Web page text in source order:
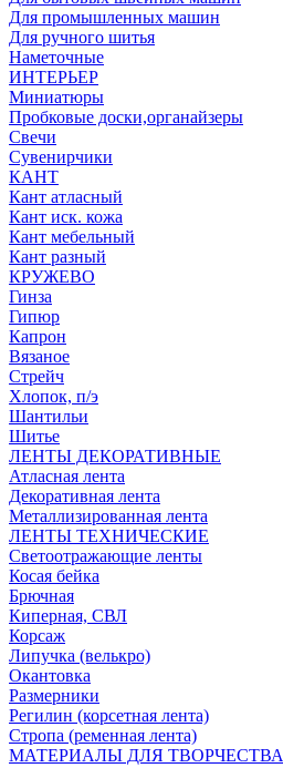
Для промышленных машин
Для ручного шитья
Наметочные
ИНТЕРЬЕР
Миниатюры
Пробковые доски,органайзеры
Свечи
Сувенирчики
КАНТ
Кант атласный
Кант иск. кожа
Кант мебельный
Кант разный
КРУЖЕВО
Гинза
Гипюр
Капрон
Вязаное
Стрейч
Хлопок, п/э
Шантильи
Шитье
ЛЕНТЫ ДЕКОРАТИВНЫЕ
Атласная лента
Декоративная лента
Металлизированная лента
ЛЕНТЫ ТЕХНИЧЕСКИЕ
Светоотражающие ленты
Косая бейка
Брючная
Киперная, СВЛ
Корсаж
Липучка (велькро)
Окантовка
Размерники
Регилин (корсетная лента)
Стропа (ременная лента)
МАТЕРИАЛЫ ДЛЯ ТВОРЧЕСТВА